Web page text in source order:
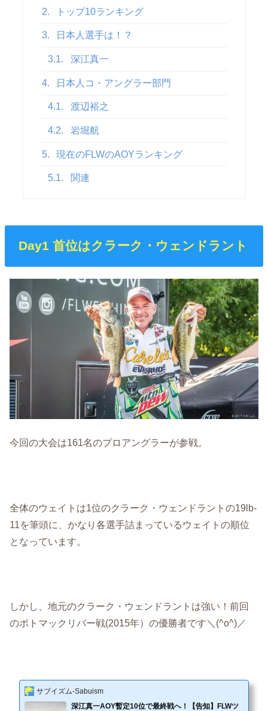
2. トップ10ランキング
3. 日本人選手は！？
3.1. 深江真一
4. 日本人コ・アングラー部門
4.1. 渡辺裕之
4.2. 岩堀航
5. 現在のFLWのAOYランキング
5.1. 関連
Day1 首位はクラーク・ウェンドラント
今回の大会は161名のプロアングラーが参戦。
全体のウェイトは1位のクラーク・ウェンドラントの19lb-
11を筆頭に、かなり各選手詰まっているウェイトの順位
となっています。
しかし、地元のクラーク・ウェンドラントは強い！前回
のポトマックリバー戦(2015年）の優勝者です＼(^o^)／
サブイズム-Sabuism
深江真一AOY暫定10位で最終戦へ！【告知】FLWツ